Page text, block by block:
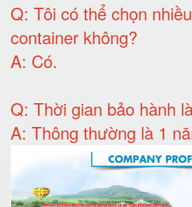
Q: Tôi có thể chọn
container không?
A: Có.
Q: Thời gian bảo hành
A: Thông thường là 1